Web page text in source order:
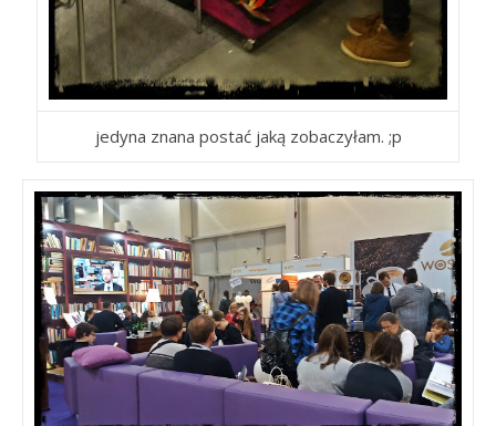
jedyna znana postać jaką zobaczyłam. ;p